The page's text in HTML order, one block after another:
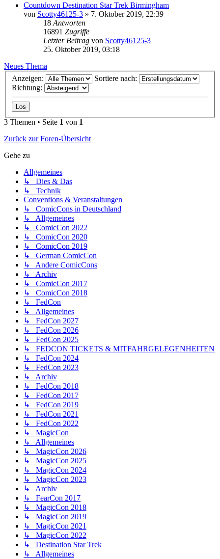
Countdown Destination Star Trek Birmingham
von Scotty46125-3 » 7. Oktober 2019, 22:39
18 Antworten
16891 Zugriffe
Letzter Beitrag von Scotty46125-3
25. Oktober 2019, 03:18
Neues Thema
Anzeigen:
Sortiere nach:
Richtung:
3 Themen • Seite 1 von 1
Zurück zur Foren-Übersicht
Gehe zu
Allgemeines
↳ Dies & Das
↳ Technik
Conventions & Veranstaltungen
↳ ComicCons in Deutschland
↳ Allgemeines
↳ ComicCon 2022
↳ ComicCon 2020
↳ ComicCon 2019
↳ German ComicCon
↳ Andere ComicCons
↳ Archiv
↳ ComicCon 2017
↳ ComicCon 2018
↳ FedCon
↳ Allgemeines
↳ FedCon 2027
↳ FedCon 2026
↳ FedCon 2025
↳ FEDCON TICKETS & MITFAHRGELEGENHEITEN
↳ FedCon 2024
↳ FedCon 2023
↳ Archiv
↳ FedCon 2018
↳ FedCon 2017
↳ FedCon 2019
↳ FedCon 2021
↳ FedCon 2022
↳ MagicCon
↳ Allgemeines
↳ MagicCon 2026
↳ MagicCon 2025
↳ MagicCon 2024
↳ MagicCon 2023
↳ Archiv
↳ FearCon 2017
↳ MagicCon 2018
↳ MagicCon 2019
↳ MagicCon 2021
↳ MagicCon 2022
↳ Destination Star Trek
↳ Allgemeines